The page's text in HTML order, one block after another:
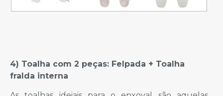
4) Toalha com 2 peças: Felpada + Toalha
fralda interna